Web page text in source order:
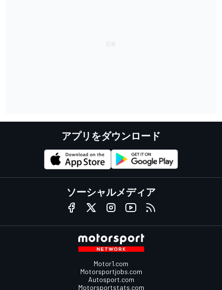
アプリをダウンロード
ソーシャルメディア
Motor1.com
Motorsportjobs.com
Autosport.com
Motorsportstats.com